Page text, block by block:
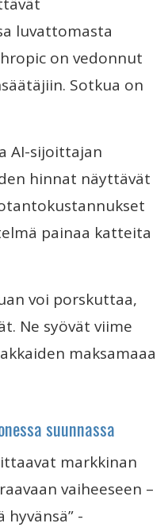
luvattomasta
on vedonnut
Sotkua on
AI-sijoittajan
hinnat näyttävät
painaa katteita
voi porskuttaa,
Ne syövät viime
maksamaaa
suunnassa
markkinan
vaiheeseen –
hyvänsä” -